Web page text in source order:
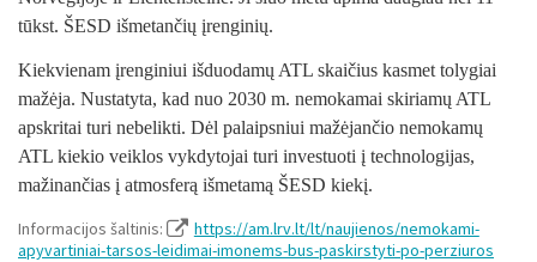
tūkst. ŠESD išmetančių įrenginių.
Kiekvienam įrenginiui išduodamų ATL skaičius kasmet tolygiai
mažėja. Nustatyta, kad nuo 2030 m. nemokamai skiriamų ATL
apskritai turi nebelikti. Dėl palaipsniui mažėjančio nemokamų
ATL kiekio veiklos vykdytojai turi investuoti į technologijas,
mažinančias į atmosferą išmetamą ŠESD kiekį.
Informacijos šaltinis:
https://am.lrv.lt/lt/naujienos/nemokami-
apyvartiniai-tarsos-leidimai-imonems-bus-paskirstyti-po-perziuros